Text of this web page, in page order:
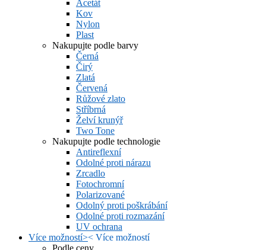
Acetát
Kov
Nylon
Plast
Nakupujte podle barvy
Černá
Čirý
Zlatá
Červená
Růžové zlato
Stříbrná
Želví krunýř
Two Tone
Nakupujte podle technologie
Antireflexní
Odolné proti nárazu
Zrcadlo
Fotochromní
Polarizované
Odolný proti poškrábání
Odolné proti rozmazání
UV ochrana
Více možností>< Více možností
Podle ceny